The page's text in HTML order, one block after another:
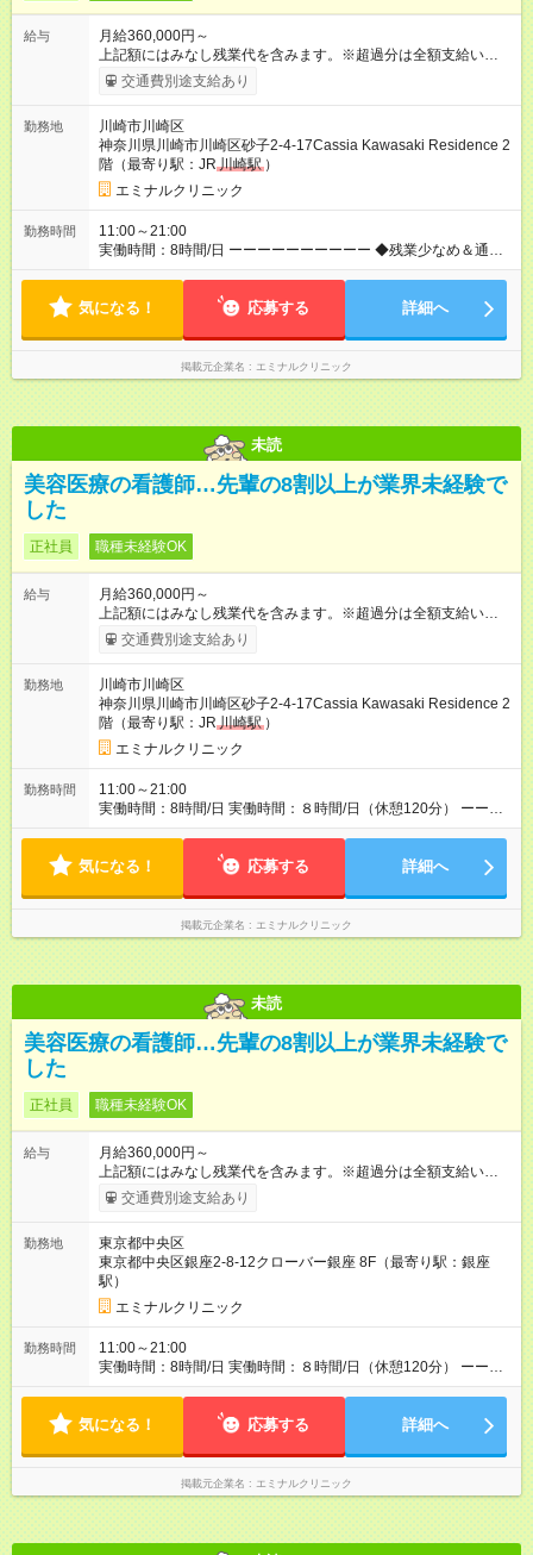
給与
月給360,000円～
上記額にはみなし残業代を含みます。※超過分は全額支給いたし
ます。 みなし残業代 46,900円／月 みなし残業時間 23時間／月
【試用期間】試用期間あり 試用期間の長さ：6ヶ月 ※ 雇用形態
採用（契約社員） 給与：月給 340,000円 ～ 340,000円 上記額に
はみなし残業代を含みます。※超過分は全額支給いたします。
みなし残業代 46,900円／月 みなし残業時間 23時間／月
交通費別途支給あり
勤務地
川崎市川崎区
神奈川県川崎市川崎区砂子2-4-17Cassia Kawasaki Residence 2
階（最寄り駅：JR 川崎駅 ）
エミナルクリニック
勤務時間
11:00～21:00
実働時間：8時間/日 ーーーーーーーーーー ◆残業少なめ＆通勤
も楽々◆ ーーーーーーーーーー 11時開院のため、朝はゆっくり
ーーーーーーーーー ◆夜勤はありません◆ ーーーーーーーーー
気になる！ 応募する 詳細へ
掲載元企業名 エミナルクリニック
未読
美容医療の看護師…先輩の8割以上が業界未経験で
した
正社員 職種未経験OK
給与
月給360,000円～
上記額にはみなし残業代を含みます。※超過分は全額支給いたし
ます。 みなし残業代 46,900円／月 みなし残業時間 23時間／月
【試用期間】試用期間あり 試用期間の長さ：6ヶ月 ※ 雇用形態
採用（契約社員） 給与：月給 340,000円 ～ 340,000円 上記額に
はみなし残業代を含みます。※超過分は全額支給いたします。
みなし残業代 46,900円／月 みなし残業時間 23時間／月
交通費別途支給あり
勤務地
川崎市川崎区
神奈川県川崎市川崎区砂子2-4-17Cassia Kawasaki Residence 2
階（最寄り駅：JR 川崎駅 ）
エミナルクリニック
勤務時間
11:00～21:00
実働時間：8時間/日 実働時間：８時間/日（休憩120分） ーーー
ーーーーーーー ◆残業少なめ＆通勤も楽々◆ ーーーーーーーー
シュを避けて通勤できるため快適♪ ーーーーーーーーーー ◆夜勤
勤や当直はありません♪
気になる！ 応募する 詳細へ
掲載元企業名 エミナルクリニック
未読
美容医療の看護師…先輩の8割以上が業界未経験で
した
正社員 職種未経験OK
給与
月給360,000円～
上記額にはみなし残業代を含みます。※超過分は全額支給いたし
ます。 みなし残業代 46,900円／月 みなし残業時間 23時間／月
【試用期間】試用期間あり 試用期間の長さ：6ヶ月 ※ 雇用形態
採用（契約社員） 給与：月給 340,000円 ～ 340,000円 上記額に
はみなし残業代を含みます。※超過分は全額支給いたします。
みなし残業代 46,900円／月 みなし残業時間 23時間／月
交通費別途支給あり
勤務地
東京都中央区
東京都中央区銀座2-8-12クローバー銀座 8F（最寄り駅：銀座
駅）
エミナルクリニック
勤務時間
11:00～21:00
実働時間：8時間/日 実働時間：８時間/日（休憩120分） ーーー
ーーーーーーー ◆残業少なめ＆通勤も楽々◆ ーーーーーーーー
シュを避けて通勤できるため快適♪ ーーーーーーーーーー ◆夜勤
勤や当直はありません♪
気になる！ 応募する 詳細へ
掲載元企業名 エミナルクリニック